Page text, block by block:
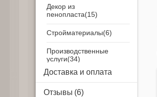
Декор из
пенопласта
Стройматериалы
Производственные
услуги
Airsystem
Доставка и оплата
Отзывы